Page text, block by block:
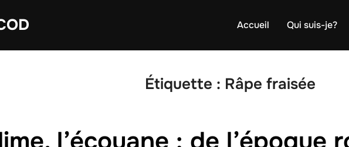
Accueil Qui suis-je?
Étiquette : Râpe fraisée